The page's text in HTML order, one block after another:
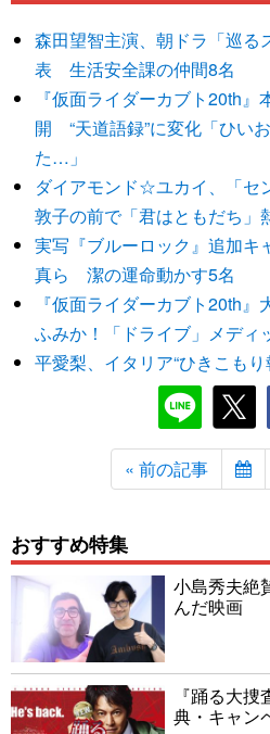
森田望智主演、朝ドラ「巡る
表 生活安全課の仲間8名
『仮面ライダーカブト20th
開 “天道語録”に変化「ひい
た…」
ダイアモンド☆ユカイ、「セ
敦子の前で「君はともだち」
実写『ブルーロック』追加キ
真ら 潔の運命動かす5名
『仮面ライダーカブト20th
ふみか！「ドライブ」メディ
平愛梨、イタリア“ひきこもり
« 前の記事
おすすめ特集
小島秀夫絶
んだ映画
『踊る大
典・キャン